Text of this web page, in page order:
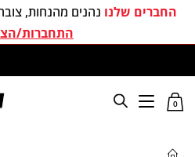
החברים שלנו נהנים מהנחות,
התחברות/
0